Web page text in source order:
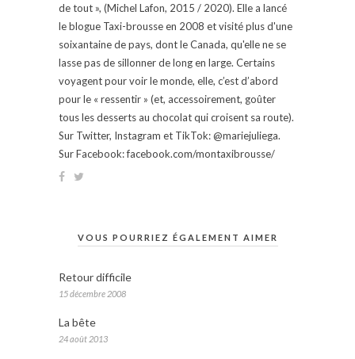
de tout », (Michel Lafon, 2015 / 2020). Elle a lancé
le blogue Taxi-brousse en 2008 et visité plus d'une
soixantaine de pays, dont le Canada, qu'elle ne se
lasse pas de sillonner de long en large. Certains
voyagent pour voir le monde, elle, c’est d’abord
pour le « ressentir » (et, accessoirement, goûter
tous les desserts au chocolat qui croisent sa route).
Sur Twitter, Instagram et TikTok: @mariejuliega.
Sur Facebook: facebook.com/montaxibrousse/
VOUS POURRIEZ ÉGALEMENT AIMER
Retour difficile
15 décembre 2008
La bête
24 août 2013